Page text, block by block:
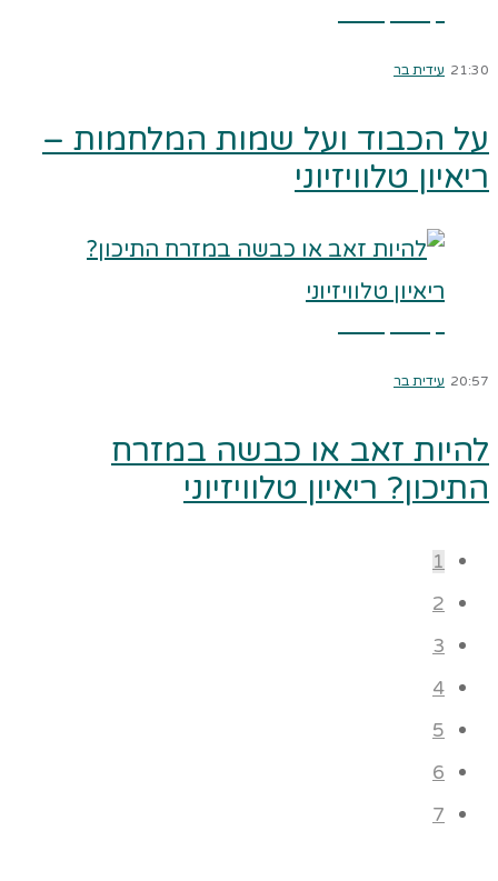
21:30 עידית בר
על הכבוד ועל שמות המלחמות –
ריאיון טלוויזיוני
20:57 עידית בר
להיות זאב או כבשה במזרח
התיכון? ריאיון טלוויזיוני
1
2
3
4
5
6
7